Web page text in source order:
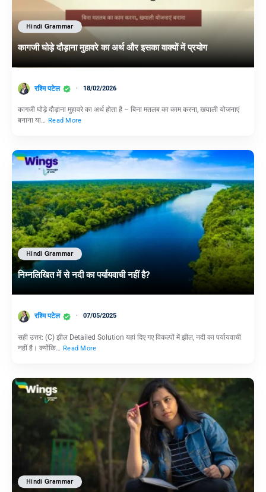
Hindi Grammar
कागजी घोड़े दौड़ाना मुहावरे का अर्थ और इसका वाक्यों में प्रयोग
रश्मि पटेल 18/02/2026
कागजी घोड़े दौड़ाना मुहावरे का अर्थ होता है – बिना मतलब का काम करना, खयाली योजनाएं
बनाना या… Read More
Hindi Grammar
निम्नलिखित में से नदी का पर्यायवाची नहीं है?
रश्मि पटेल 07/05/2025
सही उत्तर: (C) झील Detailed Solution यहां दिए गए विकल्पों में झील, नदी का पर्यायवाची
नहीं है। क्योंकि… Read More
Hindi Grammar